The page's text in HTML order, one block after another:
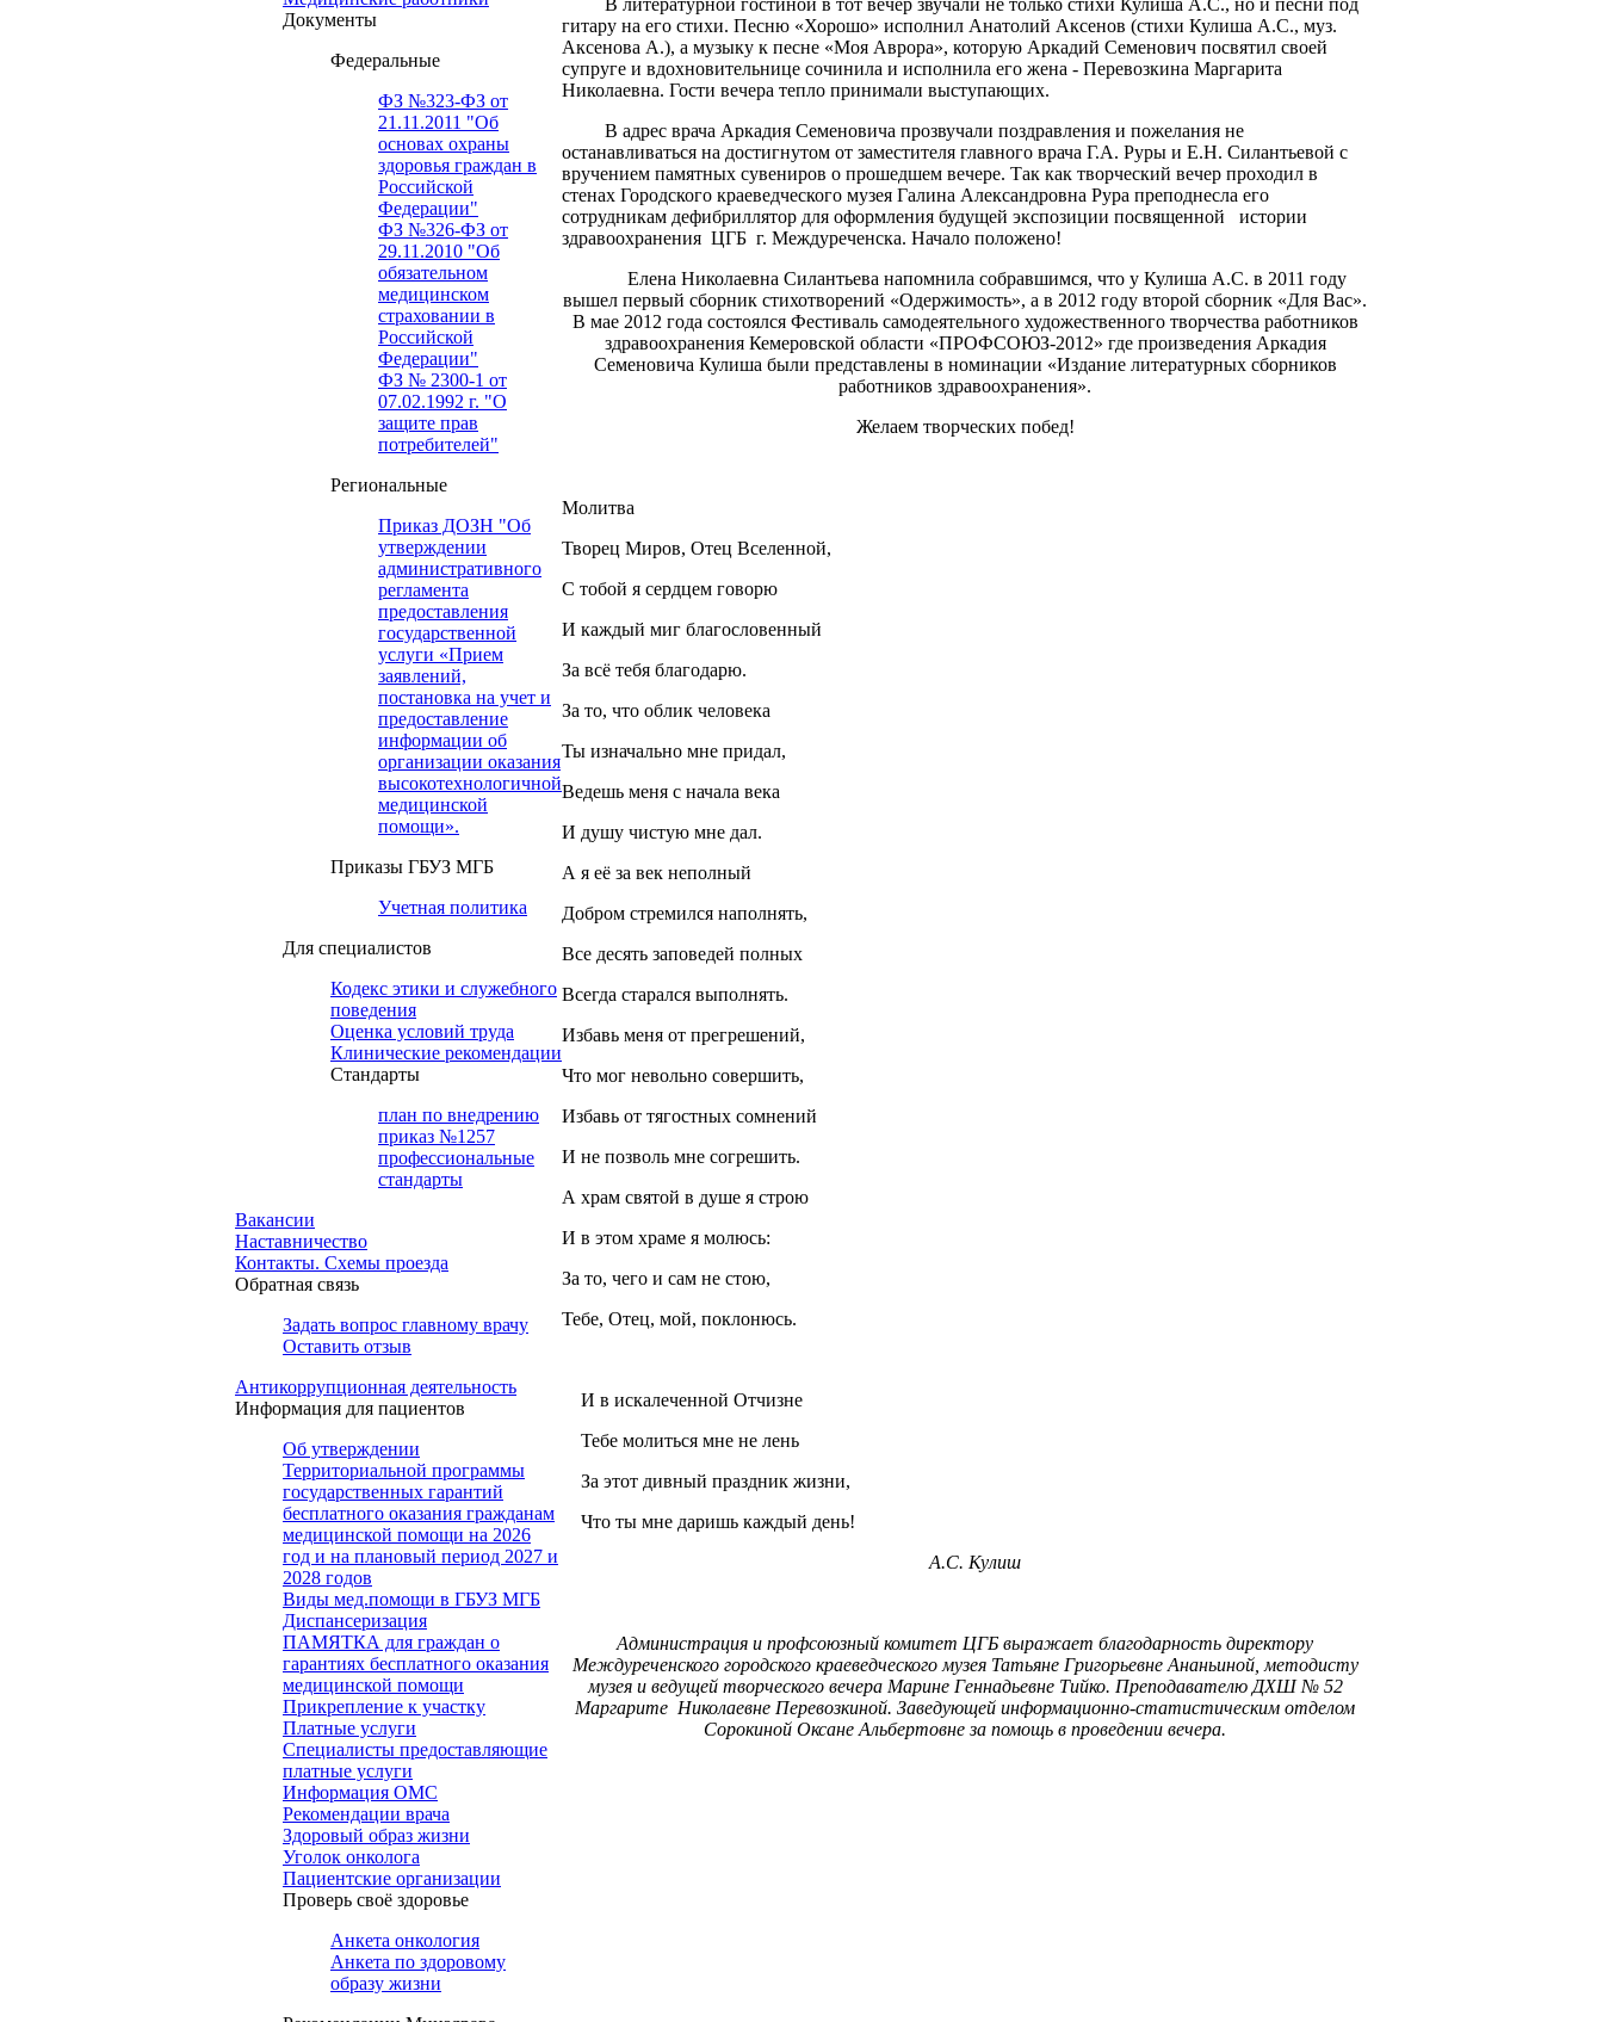
Документы
Федеральные
ФЗ №323-ФЗ от
21.11.2011 "Об
основах охраны
здоровья граждан в
Российской
Федерации"
ФЗ №326-ФЗ от
29.11.2010 "Об
обязательном
медицинском
страховании в
Российской
Федерации"
ФЗ № 2300-1 от
07.02.1992 г. "О
защите прав
потребителей"
Региональные
Приказ ДОЗН "Об
утверждении
административного
регламента
предоставления
государственной
услуги «Прием
заявлений,
постановка на учет и
предоставление
информации об
организации оказания
высокотехнологичной
медицинской
помощи».
Приказы ГБУЗ МГБ
Учетная политика
Для специалистов
Кодекс этики и служебного
поведения
Оценка условий труда
Клинические рекомендации
Cтандарты
план по внедрению
приказ №1257
профессиональные
стандарты
Вакансии
Наставничество
Контакты. Схемы проезда
Обратная связь
Задать вопрос главному врачу
Оставить отзыв
Антикоррупционная деятельность
Информация для пациентов
Об утверждении
Территориальной программы
государственных гарантий
бесплатного оказания гражданам
медицинской помощи на 2026
год и на плановый период 2027 и
2028 годов
Виды мед.помощи в ГБУЗ МГБ
Диспансеризация
ПАМЯТКА для граждан о
гарантиях бесплатного оказания
медицинской помощи
Прикрепление к участку
Платные услуги
Специалисты предоставляющие
платные услуги
Информация ОМС
Рекомендации врача
Здоровый образ жизни
Уголок онколога
Пациентские организации
Проверь своё здоровье
Анкета онкология
Анкета по здоровому
образу жизни
гитару на его стихи. Песню «Хорошо» исполнил Анатолий Аксенов (стихи Кулиша А.С., муз.
Аксенова А.), а музыку к песне «Моя Аврора», которую Аркадий Семенович посвятил своей
супруге и вдохновительнице сочинила и исполнила его жена - Перевозкина Маргарита
Николаевна. Гости вечера тепло принимали выступающих.
В адрес врача Аркадия Семеновича прозвучали поздравления и пожелания не
останавливаться на достигнутом от заместителя главного врача Г.А. Руры и Е.Н. Силантьевой с
вручением памятных сувениров о прошедшем вечере. Так как творческий вечер проходил в
стенах Городского краеведческого музея Галина Александровна Рура преподнесла его
сотрудникам дефибриллятор для оформления будущей экспозиции посвященной истории
здравоохранения ЦГБ г. Междуреченска. Начало положено!
Елена Николаевна Силантьева напомнила собравшимся, что у Кулиша А.С. в 2011 году
вышел первый сборник стихотворений «Одержимость», а в 2012 году второй сборник «Для Вас».
В мае 2012 года состоялся Фестиваль самодеятельного художественного творчества работников
здравоохранения Кемеровской области «ПРОФСОЮЗ-2012» где произведения Аркадия
Семеновича Кулиша были представлены в номинации «Издание литературных сборников
работников здравоохранения».
Желаем творческих побед!
Молитва
Творец Миров, Отец Вселенной,
С тобой я сердцем говорю
И каждый миг благословенный
За всё тебя благодарю.
За то, что облик человека
Ты изначально мне придал,
Ведешь меня с начала века
И душу чистую мне дал.
А я её за век неполный
Добром стремился наполнять,
Все десять заповедей полных
Всегда старался выполнять.
Избавь меня от прегрешений,
Что мог невольно совершить,
Избавь от тягостных сомнений
И не позволь мне согрешить.
А храм святой в душе я строю
И в этом храме я молюсь:
За то, чего и сам не стою,
Тебе, Отец, мой, поклонюсь.
И в искалеченной Отчизне
Тебе молиться мне не лень
За этот дивный праздник жизни,
Что ты мне даришь каждый день!
А.С. Кулиш
Администрация и профсоюзный комитет ЦГБ выражает благодарность директору
Междуреченского городского краеведческого музея Татьяне Григорьевне Ананьиной, методисту
музея и ведущей творческого вечера Марине Геннадьевне Тийко. Преподавателю ДХШ № 52
Маргарите Николаевне Перевозкиной. Заведующей информационно-статистическим отделом
Сорокиной Оксане Альбертовне за помощь в проведении вечера.